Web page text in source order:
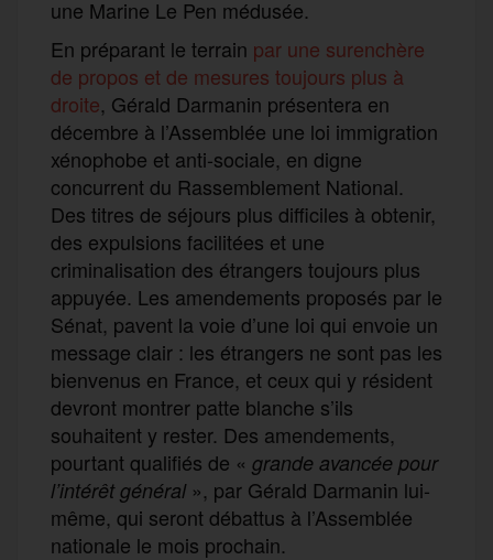
une Marine Le Pen médusée.
En préparant le terrain par une surenchère
de propos et de mesures toujours plus à
droite, Gérald Darmanin présentera en
décembre à l’Assemblée une loi immigration
xénophobe et anti-sociale, en digne
concurrent du Rassemblement National.
Des titres de séjours plus difficiles à obtenir,
des expulsions facilitées et une
criminalisation des étrangers toujours plus
appuyée. Les amendements proposés par le
Sénat, pavent la voie d’une loi qui envoie un
message clair : les étrangers ne sont pas les
bienvenus en France, et ceux qui y résident
devront montrer patte blanche s’ils
souhaitent y rester. Des amendements,
pourtant qualifiés de « grande avancée pour
l’intérêt général», par Gérald Darmanin lui-
même, qui seront débattus à l’Assemblée
nationale le mois prochain.